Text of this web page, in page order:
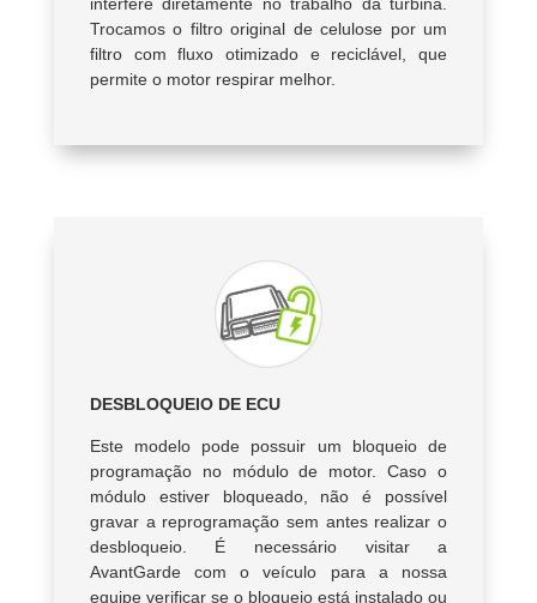
Trocamos o filtro original de celulose por um
filtro com fluxo otimizado e reciclável, que
permite o motor respirar melhor.
DESBLOQUEIO DE ECU
Este modelo pode possuir um bloqueio de
programação no módulo de motor. Caso o
módulo estiver bloqueado, não é possível
gravar a reprogramação sem antes realizar o
desbloqueio. É necessário visitar a
AvantGarde com o veículo para a nossa
equipe verificar se o bloqueio está instalado ou